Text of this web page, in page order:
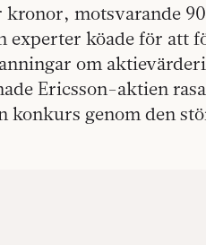
motsvarande 90
köade för att
om
Ericsson-aktien
konkurs genom den